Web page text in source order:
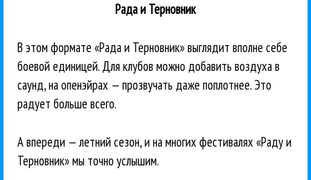
Рада и Терновник
В этом формате «Рада и Терновник» выглядит вполне себе
боевой единицей. Для клубов можно добавить воздуха в
саунд, на опенэйрах — прозвучать даже поплотнее. Это
радует больше всего.
А впереди — летний сезон, и на многих фестивалях «Раду и
Терновник» мы точно услышим.